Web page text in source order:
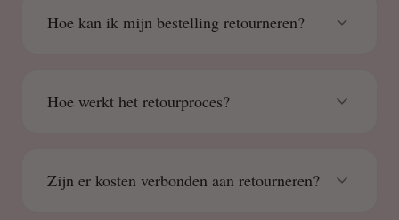
Hoe kan ik mijn bestelling retourneren?
Hoe werkt het retourproces?
Zijn er kosten verbonden aan retourneren?